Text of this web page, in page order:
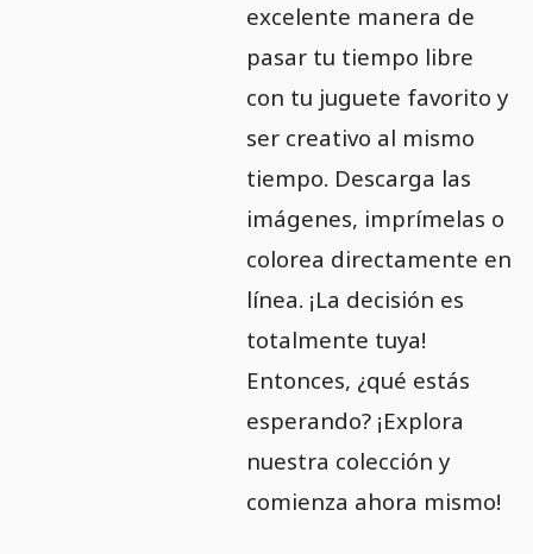
excelente manera de
pasar tu tiempo libre
con tu juguete favorito y
ser creativo al mismo
tiempo. Descarga las
imágenes, imprímelas o
colorea directamente en
línea. ¡La decisión es
totalmente tuya!
Entonces, ¿qué estás
esperando? ¡Explora
nuestra colección y
comienza ahora mismo!